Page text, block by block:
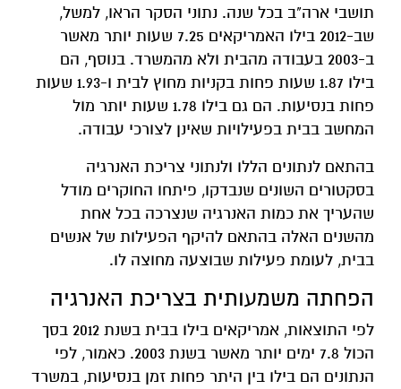
תושבי ארה"ב בכל שנה. נתוני הסקר הראו, למשל,
שב-2012 בילו האמריקאים 7.25 שעות יותר מאשר
ב-2003 בעבודה מהבית ולא מהמשרד. בנוסף, הם
בילו 1.87 שעות פחות בקניות מחוץ לבית ו-1.93 שעות
פחות בנסיעות. הם גם בילו 1.78 שעות יותר מול
המחשב בבית בפעילויות שאינן לצורכי עבודה.
בהתאם לנתונים הללו ולנתוני צריכת האנרגיה
בסקטורים השונים שנבדקו, פיתחו החוקרים מודל
שהעריך את כמות האנרגיה שנצרכה בכל אחת
מהשנים האלה בהתאם להיקף הפעילות של אנשים
בבית, לעומת פעילות שבוצעה מחוצה לו.
הפחתה משמעותית בצריכת האנרגיה
לפי התוצאות, אמריקאים בילו בבית בשנת 2012 בסך
הכול 7.8 ימים יותר מאשר בשנת 2003. כאמור, לפי
הנתונים הם בילו בין היתר פחות זמן בנסיעות, במשרד